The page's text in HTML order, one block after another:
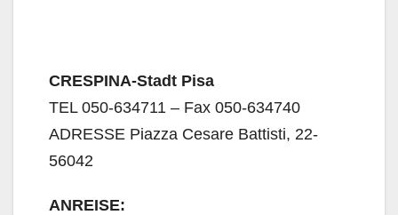
CRESPINA-Stadt Pisa
TEL 050-634711 – Fax 050-634740
ADRESSE Piazza Cesare Battisti, 22-
56042
ANREISE: